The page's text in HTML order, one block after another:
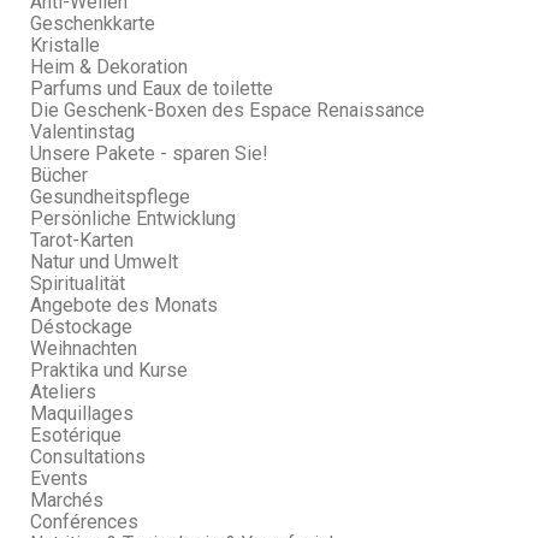
Geschenkkarte
Kristalle
Heim & Dekoration
Parfums und Eaux de toilette
Die Geschenk-Boxen des Espace Renaissance
Valentinstag
Unsere Pakete - sparen Sie!
Bücher
Gesundheitspflege
Persönliche Entwicklung
Tarot-Karten
Natur und Umwelt
Spiritualität
Angebote des Monats
Déstockage
Weihnachten
Praktika und Kurse
Ateliers
Maquillages
Esotérique
Consultations
Events
Marchés
Conférences